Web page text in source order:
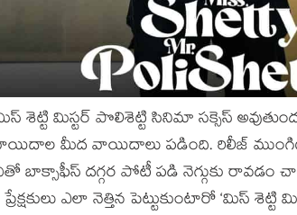
శెట్టి మిస్టర్ పొలిశెట్టి సినిమా సక్సెస్
మీద వాయిదాలు పడింది. రిలీజ్
బాక్సాఫీస్ దగ్గర పోటీ పడి నెగ్గుకు
ఎలా నెత్తిన పెట్టుకుంటారో ‘మిస్ శెట్టి